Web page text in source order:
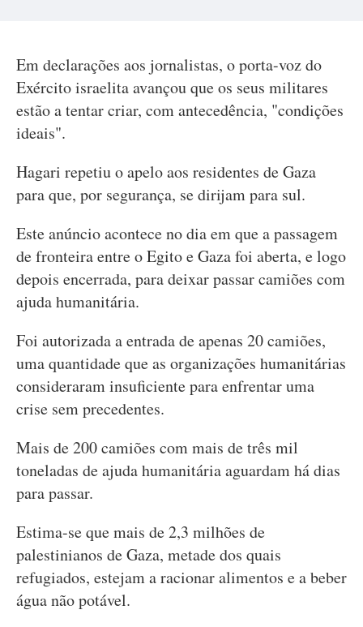
Em declarações aos jornalistas, o porta-voz do
Exército israelita avançou que os seus militares
estão a tentar criar, com antecedência, "condições
ideais".
Hagari repetiu o apelo aos residentes de Gaza
para que, por segurança, se dirijam para sul.
Este anúncio acontece no dia em que a passagem
de fronteira entre o Egito e Gaza foi aberta, e logo
depois encerrada, para deixar passar camiões com
ajuda humanitária.
Foi autorizada a entrada de apenas 20 camiões,
uma quantidade que as organizações humanitárias
consideraram insuficiente para enfrentar uma
crise sem precedentes.
Mais de 200 camiões com mais de três mil
toneladas de ajuda humanitária aguardam há dias
para passar.
Estima-se que mais de 2,3 milhões de
palestinianos de Gaza, metade dos quais
refugiados, estejam a racionar alimentos e a beber
água não potável.